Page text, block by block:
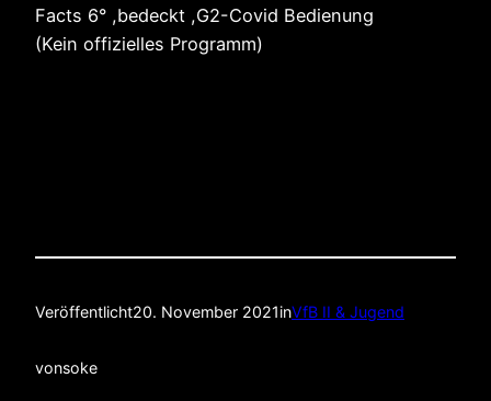
Facts 6° ,bedeckt ,G2-Covid Bedienung
(Kein offizielles Programm)
Veröffentlicht20. November 2021inVfB II & Jugend
vonsoke